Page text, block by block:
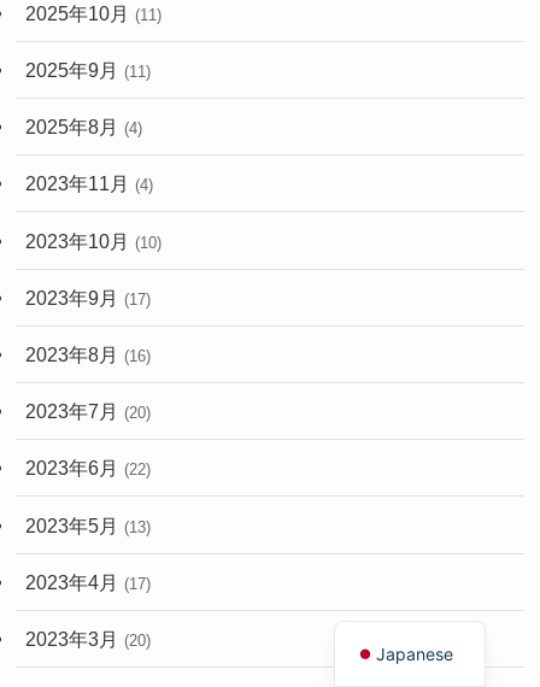
2025年10月 (11)
2025年9月 (11)
2025年8月 (4)
2023年11月 (4)
2023年10月 (10)
2023年9月 (17)
2023年8月 (16)
2023年7月 (20)
2023年6月 (22)
2023年5月 (13)
2023年4月 (17)
2023年3月 (20)
Japanese
English